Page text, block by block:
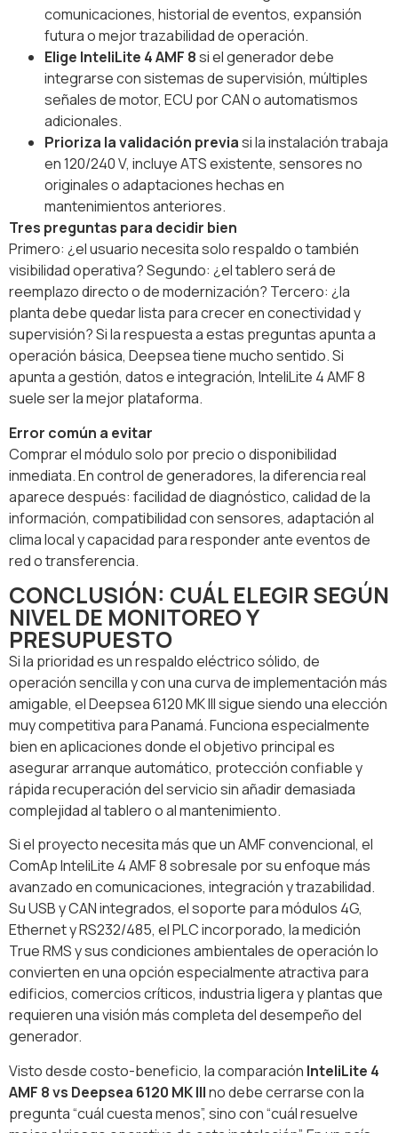
comunicaciones, historial de eventos, expansión
futura o mejor trazabilidad de operación.
Elige InteliLite 4 AMF 8si el generador debe
integrarse con sistemas de supervisión, múltiples
señales de motor, ECU por CAN o automatismos
adicionales.
Prioriza la validación previasi la instalación trabaja
en 120/240 V, incluye ATS existente, sensores no
originales o adaptaciones hechas en
mantenimientos anteriores.
Tres preguntas para decidir bien
Primero: ¿el usuario necesita solo respaldo o también
visibilidad operativa? Segundo: ¿el tablero será de
reemplazo directo o de modernización? Tercero: ¿la
planta debe quedar lista para crecer en conectividad y
supervisión? Si la respuesta a estas preguntas apunta a
operación básica, Deepsea tiene mucho sentido. Si
apunta a gestión, datos e integración, InteliLite 4 AMF 8
suele ser la mejor plataforma.
Error común a evitar
Comprar el módulo solo por precio o disponibilidad
inmediata. En control de generadores, la diferencia real
aparece después: facilidad de diagnóstico, calidad de la
información, compatibilidad con sensores, adaptación al
clima local y capacidad para responder ante eventos de
red o transferencia.
CONCLUSIÓN: CUÁL ELEGIR SEGÚN
NIVEL DE MONITOREO Y
PRESUPUESTO
Si la prioridad es un respaldo eléctrico sólido, de
operación sencilla y con una curva de implementación más
amigable, el Deepsea 6120 MK III sigue siendo una elección
muy competitiva para Panamá. Funciona especialmente
bien en aplicaciones donde el objetivo principal es
asegurar arranque automático, protección confiable y
rápida recuperación del servicio sin añadir demasiada
complejidad al tablero o al mantenimiento.
Si el proyecto necesita más que un AMF convencional, el
ComAp InteliLite 4 AMF 8 sobresale por su enfoque más
avanzado en comunicaciones, integración y trazabilidad.
Su USB y CAN integrados, el soporte para módulos 4G,
Ethernet y RS232/485, el PLC incorporado, la medición
True RMS y sus condiciones ambientales de operación lo
convierten en una opción especialmente atractiva para
edificios, comercios críticos, industria ligera y plantas que
requieren una visión más completa del desempeño del
generador.
Visto desde costo-beneficio, la comparación InteliLite 4
AMF 8 vs Deepsea 6120 MK IIIno debe cerrarse con la
pregunta “cuál cuesta menos”, sino con “cuál resuelve